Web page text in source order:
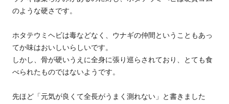
のような硬さです。
ホタテウミヘビは毒などなく、ウナギの仲間ということもあっ
てか味はおいしいらしいです。
しかし、骨が硬いうえに全身に張り巡らされており、とても食
べられたものではないようです。
先ほど「元気が良くて全長がうまく測れない」と書きました